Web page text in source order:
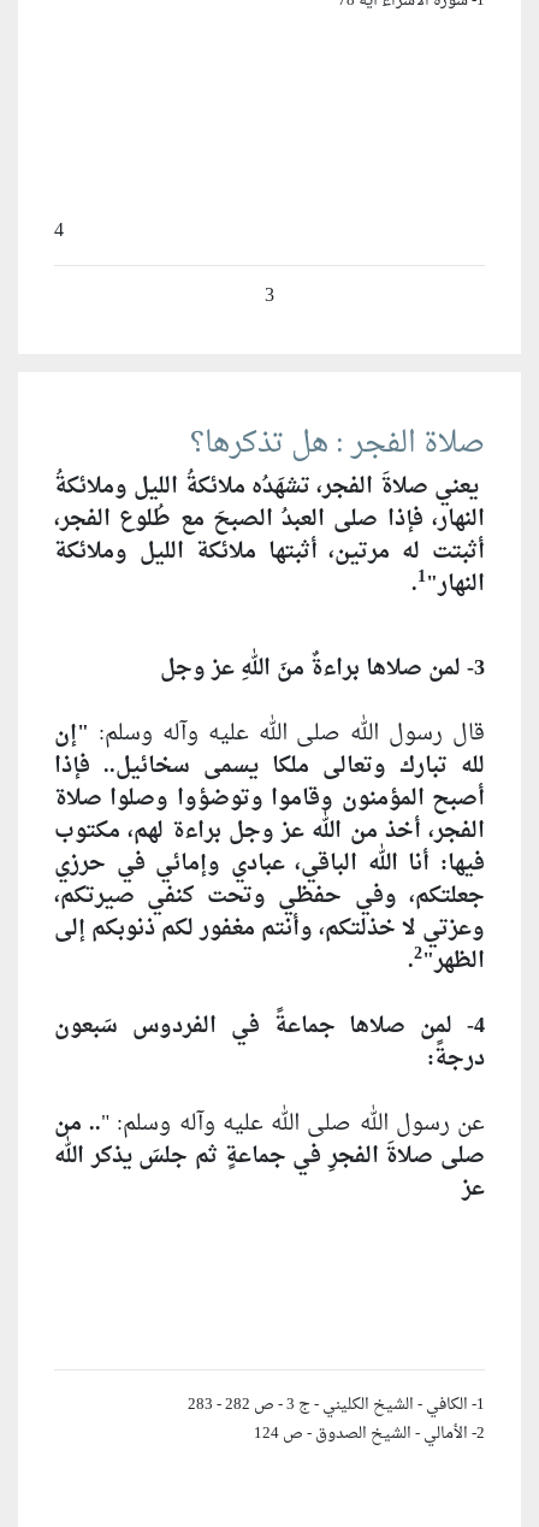
4
3
صلاة الفجر : هل تذكرها؟
يعني صلاةَ الفجر، تشهَدُه ملائكةُ الليل وملائكةُ
النهار، فإذا صلى العبدُ الصبحَ مع طُلوع الفجر،
أثبتت له مرتين، أثبتها ملائكة الليل وملائكة
النهار"1
.
3- لمن صلاها براءةٌ منَ اللهِ عز وجل
قال رسول الله صلى الله عليه وآله وسلم: "إن
لله تبارك وتعالى ملكا يسمى سخائيل.. فإذا
أصبح المؤمنون وقاموا وتوضؤوا وصلوا صلاة
الفجر، أخذ من الله عز وجل براءة لهم، مكتوب
فيها: أنا الله الباقي، عبادي وإمائي في حرزي
جعلتكم، وفي حفظي وتحت كنفي صيرتكم،
وعزتي لا خذلتكم، وأنتم مغفور لكم ذنوبكم إلى
الظهر"2
.
4- لمن صلاها جماعةً في الفردوس سَبعون
درجةً:
عن رسول الله صلى الله عليه وآله وسلم: ".. من
صلى صلاةَ الفجرِ في جماعةٍ ثم جلسَ يذكر الله
عز
1- الكافي - الشيخ الكليني - ج 3 - ص 282 - 283
2- الأمالي - الشيخ الصدوق - ص 124